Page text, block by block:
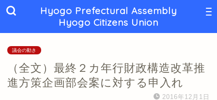
Hyogo Prefectural Assembly
Hyogo Citizens Union
議会の動き
（全文）最終２カ年行財政構造改革推
進方策企画部会案に対する申入れ
2016年12月1日